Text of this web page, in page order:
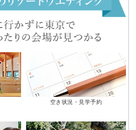
空き状況・見学予約